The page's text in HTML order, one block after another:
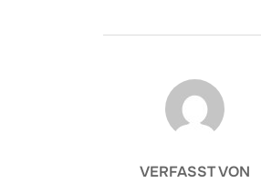
BEITRAGSAUTOR
VERFASST VON